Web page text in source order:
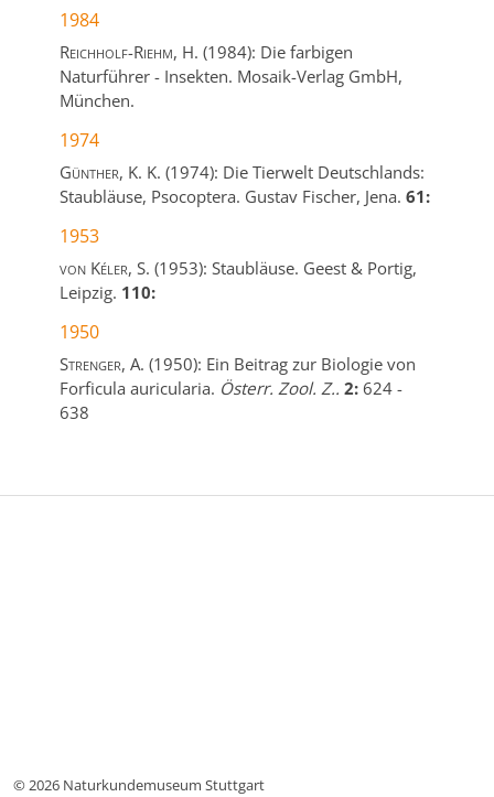
1984
Reichholf-Riehm, H.(1984): Die farbigen
Naturführer - Insekten. Mosaik-Verlag GmbH,
München.
1974
Günther, K. K.(1974): Die Tierwelt Deutschlands:
Staubläuse, Psocoptera. Gustav Fischer, Jena.61:
1953
von Kéler, S.(1953):Staubläuse. Geest & Portig,
Leipzig. 110:
1950
Strenger, A.(1950): Ein Beitrag zur Biologie von
Forficula auricularia. Österr. Zool. Z..2:624 -
638
© 2026 Naturkundemuseum Stuttgart